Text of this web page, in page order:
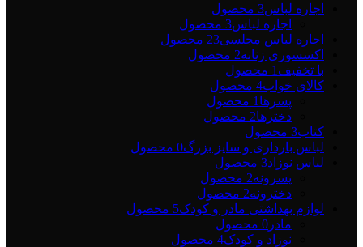
اجاره لباس3 محصول
اجاره لباس3 محصول
اجاره لباس مجلسی23 محصول
اکسسوری زنانه2 محصول
با تخفیف 1 محصول
کالای خواب4 محصول
پسرها 1 محصول
دخترها2 محصول
کتاب3 محصول
لباس بارداری و سایز بزرگ0 محصول
لباس نوزاد3 محصول
پسرونه2 محصول
دخترونه2 محصول
لوازم بهداشتی مادر و کودک5 محصول
مادر 0 محصول
نوزاد و کودک4 محصول